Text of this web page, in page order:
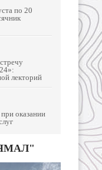
по 20
лекторий
оказании